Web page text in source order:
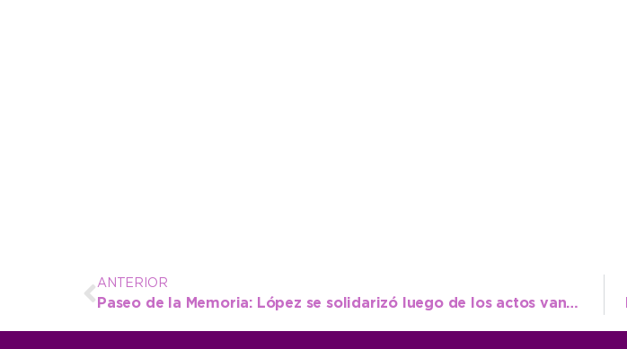
ANTERIOR
Paseo de la Memoria: López se solidarizó luego de los actos vandálicos